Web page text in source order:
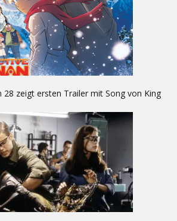
28 zeigt ersten Trailer mit Song von King